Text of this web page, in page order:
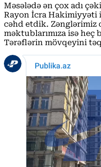
Məsələdə ən çox adı
Rayon İcra Hakimiyyəti
cəhd etdik. Zənglərimiz
məktublarımıza isə
Tərəflərin mövqeyini